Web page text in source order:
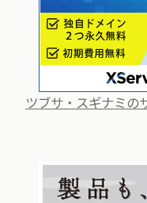
ツブサ・スギナミの